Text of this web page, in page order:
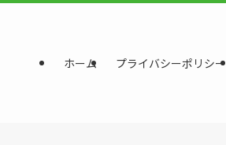
ホーム プライバシーポリシー